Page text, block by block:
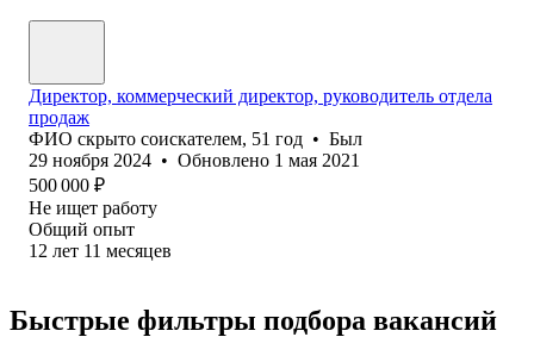
Директор, коммерческий директор, руководитель отдела
продаж
ФИО скрыто соискателем, 51 год • Был
29 ноября 2024 • Обновлено 1 мая 2021
500 000 ₽
Не ищет работу
Общий опыт
12 лет 11 месяцев
Быстрые фильтры подбора вакансий